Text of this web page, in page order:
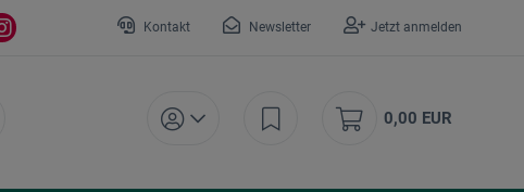
Kontakt Newsletter Jetzt anmelden
0,00 EUR